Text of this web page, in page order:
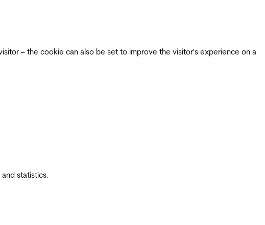
– the cookie can also be set to improve the visitor's experience on a
statistics.